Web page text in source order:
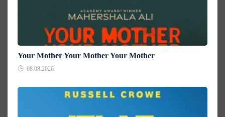
Your Mother Your Mother Your Mother
08.08.2026.